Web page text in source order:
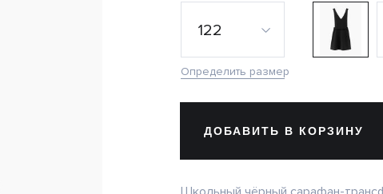
122
Определить размер
ДОБАВИТЬ В КОРЗИНУ